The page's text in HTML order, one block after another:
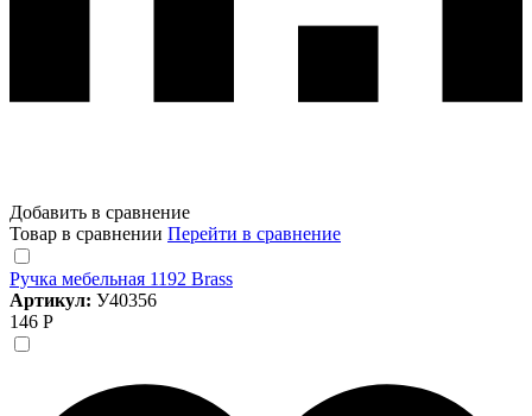
Добавить в сравнение
Товар в сравнении Перейти в сравнение
Ручка мебельная 1192 Brass
Артикул: У40356
146 Р